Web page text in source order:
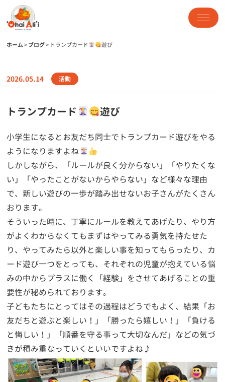
ホーム>ブログ> トランプカード 遊び
2026.05.14 活動
トランプカード 遊び
小学生になるとお友だち同士でトランプカード遊びをやる
ようになりますよね
しかしながら、「ルールが良く分からない」「やりたくな
い」「やったことがないからやらない」など様々な理由
で、新しい遊びの一歩が踏み出せないお子さんがたくさん
おります。
そういった時に、丁寧にルールを教えてあげたり、やり方
がよくわからなくてもまずはやってみる勇気を持たせた
り、やってみたら以外と楽しい事を知ってもらったり、カ
ード遊び一つをとっても、それぞれの児童が抱えている悩
みの中からプラスに働く「経験」をさせてあげることの重
要性が秘められております。
子どもたちにとってはその過程はどうでもよく、結果「お
友だちと遊ぶと楽しい！」「勝ったら嬉しい！」「負ける
と悔しい！」「順番を守る事って大切なんだ」などの気づ
きが積み重なっていくといいですよね♪